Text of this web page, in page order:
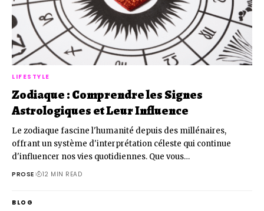
LIFESTYLE
Zodiaque : Comprendre les Signes
Astrologiques et Leur Influence
Le zodiaque fascine l'humanité depuis des millénaires,
offrant un système d'interprétation céleste qui continue
d'influencer nos vies quotidiennes. Que vous…
PROSE 12 MIN READ
BLOG